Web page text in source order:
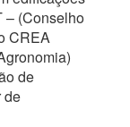
– (Conselho
CREA
de
de